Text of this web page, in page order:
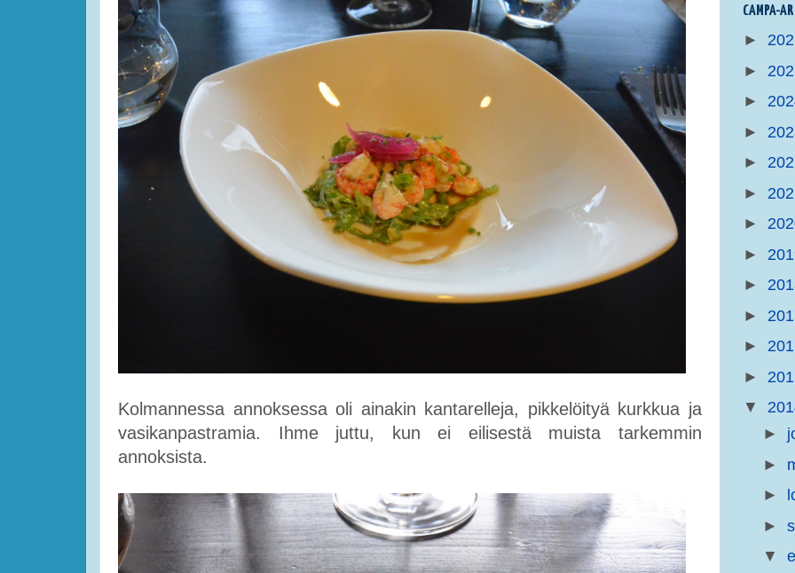
Kolmannessa annoksessa oli ainakin kantarelleja, pikkelöityä kurkkua ja
vasikanpastramia. Ihme juttu, kun ei eilisestä muista tarkemmin
annoksista.
CAMPA-
►
►
►
►
►
►
►
►
►
►
►
►
▼
►
►
►
►
▼